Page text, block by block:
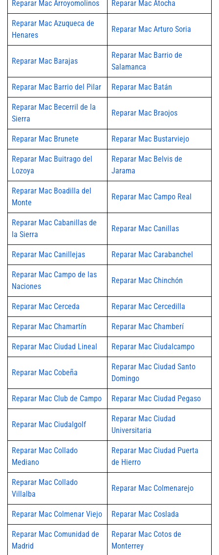
Reparar Mac Arroyomolinos Reparar Mac Atocha
Reparar Mac Azuqueca de
Henares
Reparar Mac Arturo Soria
Reparar Mac Barajas
Reparar Mac Barrio de
Salamanca
Reparar Mac Barrio del Pilar Reparar Mac Batán
Reparar Mac Becerril de la
Sierra
Reparar Mac Braojos
Reparar Mac Brunete Reparar Mac Bustarviejo
Reparar Mac Buitrago del
Lozoya
Reparar Mac Belvis de
Jarama
Reparar Mac Boadilla del
Monte
Reparar Mac Campo Real
Reparar Mac Cabanillas de
la Sierra
Reparar Mac Canillas
Reparar Mac Canillejas Reparar Mac Carabanchel
Reparar Mac Campo de las
Naciones
Reparar Mac Chinchón
Reparar Mac Cerceda Reparar Mac Cercedilla
Reparar Mac Chamartín Reparar Mac Chamberí
Reparar Mac Ciudad Lineal Reparar Mac Ciudalcampo
Reparar Mac Cobeña
Reparar Mac Ciudad Santo
Domingo
Reparar Mac Club de Campo Reparar Mac Ciudad Pegaso
Reparar Mac Ciudalgolf
Reparar Mac Ciudad
Universitaria
Reparar Mac Collado
Mediano
Reparar Mac Ciudad Puerta
de Hierro
Reparar Mac Collado
Villalba
Reparar Mac Colmenarejo
Reparar Mac Colmenar Viejo Reparar Mac Coslada
Reparar Mac Comunidad de
Madrid
Reparar Mac Cotos de
Monterrey